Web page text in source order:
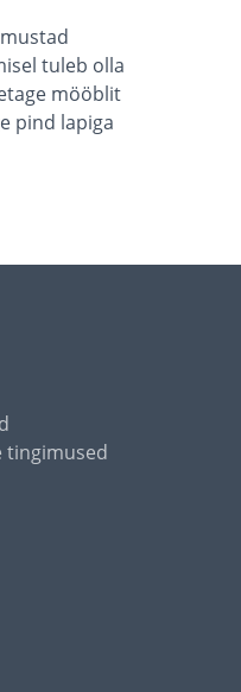
tuleb olla
mööblit
pind lapiga
tingimused